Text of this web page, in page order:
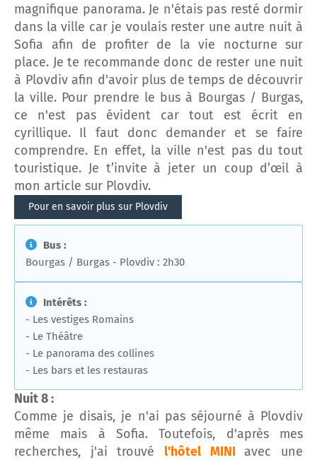
magnifique panorama. Je n'étais pas resté dormir
dans la ville car je voulais rester une autre nuit à
Sofia afin de profiter de la vie nocturne sur
place. Je te recommande donc de rester une nuit
à Plovdiv afin d'avoir plus de temps de découvrir
la ville. Pour prendre le bus à Bourgas / Burgas,
ce n'est pas évident car tout est écrit en
cyrillique. Il faut donc demander et se faire
comprendre. En effet, la ville n'est pas du tout
touristique. Je t’invite à jeter un coup d’œil à
mon article sur Plovdiv.
Pour en savoir plus sur Plovdiv
Bus :
Bourgas / Burgas - Plovdiv : 2h30
Intérêts :
- Les vestiges Romains
- Le Théâtre
- Le panorama des collines
- Les bars et les restauras
Nuit 8 :
Comme je disais, je n'ai pas séjourné à Plovdiv
même mais à Sofia. Toutefois, d'après mes
recherches, j'ai trouvé l'hôtel MINI avec une